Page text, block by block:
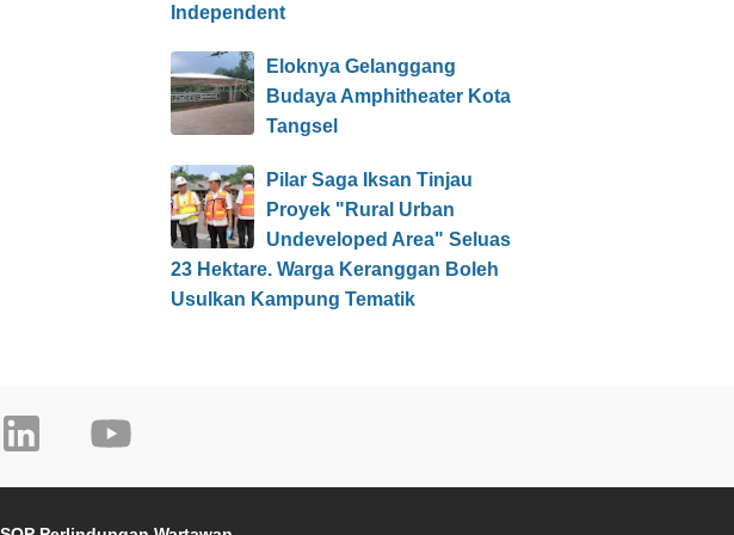
Independent
Eloknya Gelanggang
Budaya Amphitheater Kota
Tangsel
Pilar Saga Iksan Tinjau
Proyek "Rural Urban
Undeveloped Area" Seluas
23 Hektare. Warga Keranggan Boleh
Usulkan Kampung Tematik